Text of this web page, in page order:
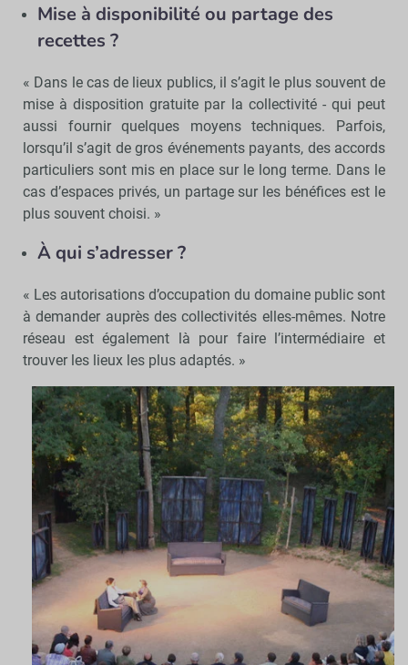
Mise à disponibilité ou partage des
recettes ?
« Dans le cas de lieux publics, il s’agit le plus souvent de
mise à disposition gratuite par la collectivité - qui peut
aussi fournir quelques moyens techniques. Parfois,
lorsqu’il s’agit de gros événements payants, des accords
particuliers sont mis en place sur le long terme. Dans le
cas d’espaces privés, un partage sur les bénéfices est le
plus souvent choisi. »
À qui s’adresser ?
« Les autorisations d’occupation du domaine public sont
à demander auprès des collectivités elles-mêmes. Notre
réseau est également là pour faire l’intermédiaire et
trouver les lieux les plus adaptés. »